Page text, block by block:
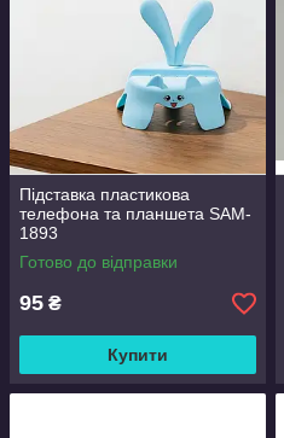
Підставка пластикова
телефона та планшета SAM-
1893
Готово до відправки
95 ₴
Купити